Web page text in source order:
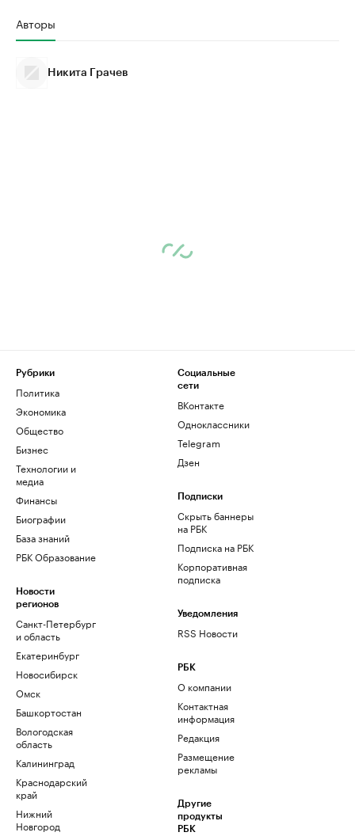
Авторы
Никита Грачев
Рубрики
Политика
Экономика
Общество
Бизнес
Технологии и
медиа
Финансы
Биографии
База знаний
РБК Образование
Новости
регионов
Санкт-Петербург
и область
Екатеринбург
Новосибирск
Омск
Башкортостан
Вологодская
область
Калининград
Краснодарский
край
Нижний
Новгород
Социальные
сети
ВКонтакте
Одноклассники
Telegram
Дзен
Подписки
Скрыть баннеры
на РБК
Подписка на РБК
Корпоративная
подписка
Уведомления
RSS Новости
РБК
О компании
Контактная
информация
Редакция
Размещение
рекламы
Другие
продукты
РБК